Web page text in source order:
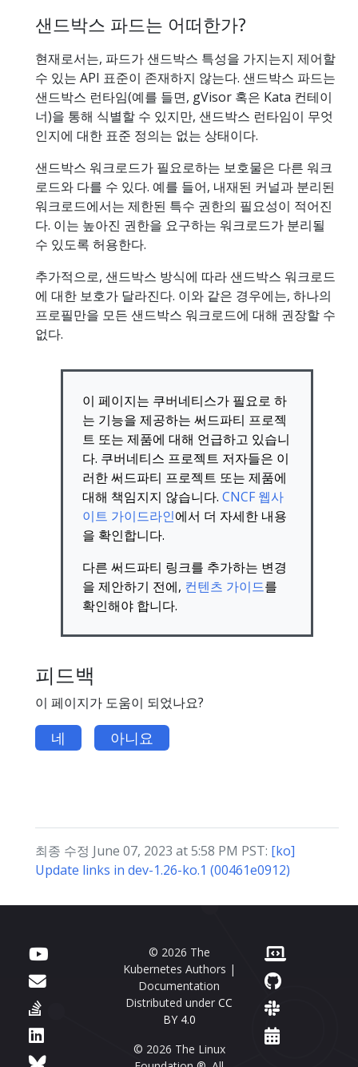
샌드박스 파드는 어떠한가?
현재로서는, 파드가 샌드박스 특성을 가지는지 제어할
수 있는 API 표준이 존재하지 않는다. 샌드박스 파드는
샌드박스 런타임(예를 들면, gVisor 혹은 Kata 컨테이
너)을 통해 식별할 수 있지만, 샌드박스 런타임이 무엇
인지에 대한 표준 정의는 없는 상태이다.
샌드박스 워크로드가 필요로하는 보호물은 다른 워크
로드와 다를 수 있다. 예를 들어, 내재된 커널과 분리된
워크로드에서는 제한된 특수 권한의 필요성이 적어진
다. 이는 높아진 권한을 요구하는 워크로드가 분리될
수 있도록 허용한다.
추가적으로, 샌드박스 방식에 따라 샌드박스 워크로드
에 대한 보호가 달라진다. 이와 같은 경우에는, 하나의
프로필만을 모든 샌드박스 워크로드에 대해 권장할 수
없다.
이 페이지는 쿠버네티스가 필요로 하
는 기능을 제공하는 써드파티 프로젝
트 또는 제품에 대해 언급하고 있습니
다. 쿠버네티스 프로젝트 저자들은 이
러한 써드파티 프로젝트 또는 제품에
대해 책임지지 않습니다. CNCF 웹사
이트 가이드라인에서 더 자세한 내용
을 확인합니다.
다른 써드파티 링크를 추가하는 변경
을 제안하기 전에, 컨텐츠 가이드를
확인해야 합니다.
피드백
이 페이지가 도움이 되었나요?
네 아니요
최종 수정 June 07, 2023 at 5:58 PM PST: [ko]
Update links in dev-1.26-ko.1 (00461e0912)
© 2026 The
Kubernetes Authors |
Documentation
Distributed under CC
BY 4.0
© 2026 The Linux